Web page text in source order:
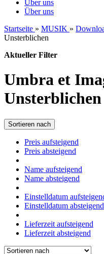
Über uns
Über uns
Startseite » MUSIK »
Unsterblichen
Aktueller Filter
Umbra et
Unsterblichen
Sortieren nach
Preis aufsteigend
Preis absteigend
Name aufsteigend
Name absteigend
Einstelldatum
Einstelldatum absteigend
Lieferzeit aufsteigend
Lieferzeit absteigend